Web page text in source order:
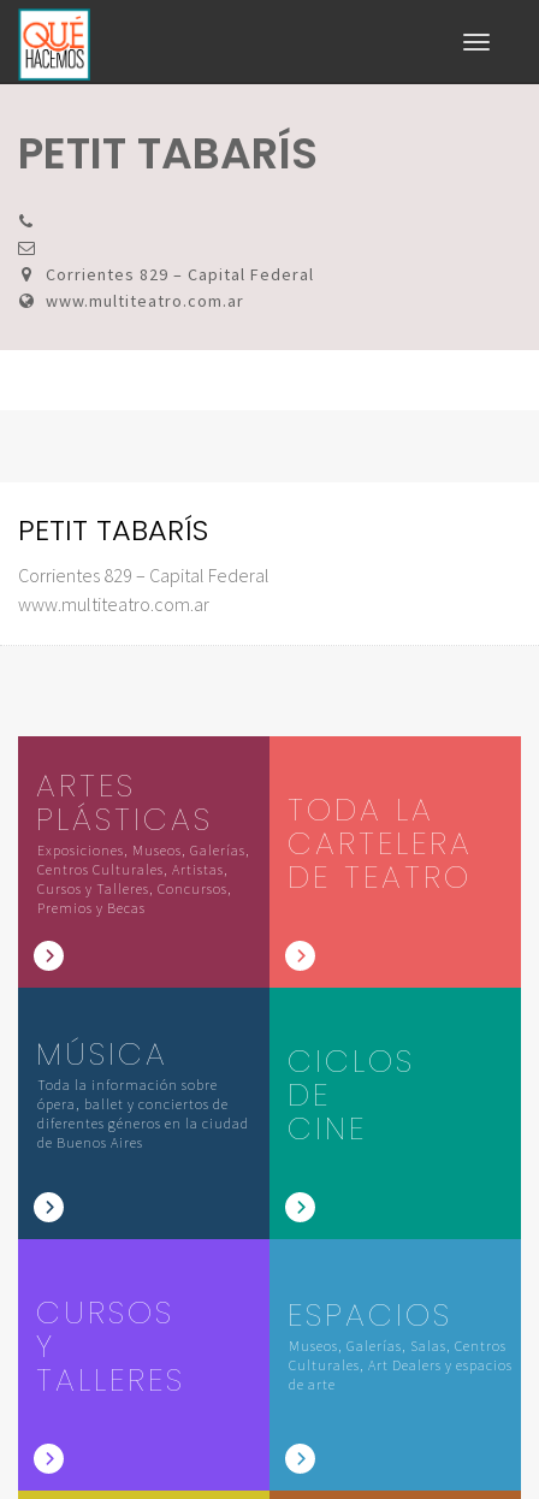
Toggle
PETIT TABARÍS
Corrientes 829 – Capital Federal
www.multiteatro.com.ar
PETIT TABARÍS
Corrientes 829 – Capital Federal
www.multiteatro.com.ar
ARTES
PLÁSTICAS
Exposiciones, Museos, Galerías,
Centros Culturales, Artistas,
Cursos y Talleres, Concursos,
Premios y Becas
TODA LA
CARTELERA
DE TEATRO
MÚSICA
Toda la información sobre
ópera, ballet y conciertos de
diferentes géneros en la ciudad
de Buenos Aires
CICLOS
DE
CINE
CURSOS
Y
TALLERES
ESPACIOS
Museos, Galerías, Salas, Centros
Culturales, Art Dealers y espacios
de arte